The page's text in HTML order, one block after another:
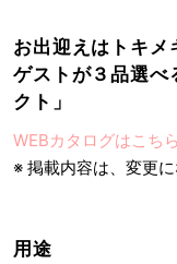
お出迎えはトキメ
ゲストが３品選べ
クト」
WEBカタログはこちら
※ 掲載内容は、変更
用途